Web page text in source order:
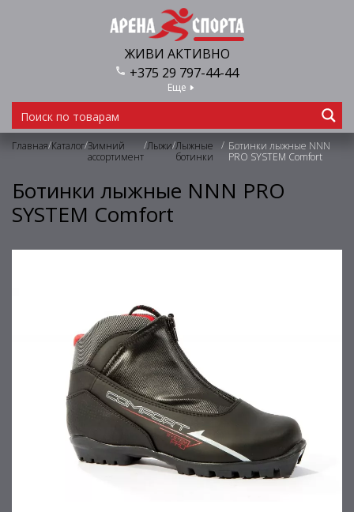
ЖИВИ АКТИВНО
+375 29 797-44-44
Еще
Главная/Каталог/Зимний
ассортимент
/Лыжи/Лыжные
ботинки
/ Ботинки лыжные NNN
PRO SYSTEM Comfort
Ботинки лыжные NNN PRO
SYSTEM Comfort